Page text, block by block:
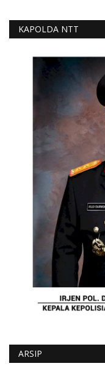
KAPOLDA NTT
ARSIP